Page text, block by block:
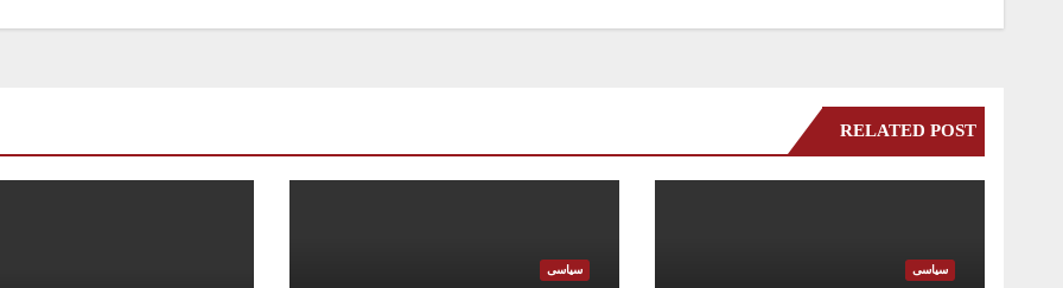
RELATED POST
سیاسی سیاسی